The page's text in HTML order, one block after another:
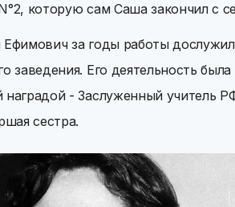
которую сам Саша закончил с
за годы работы
заведения. Его деятельность
наградой - Заслуженный учитель
сестра.